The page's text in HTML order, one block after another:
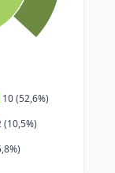
10 (52,6%)
(10,5%)